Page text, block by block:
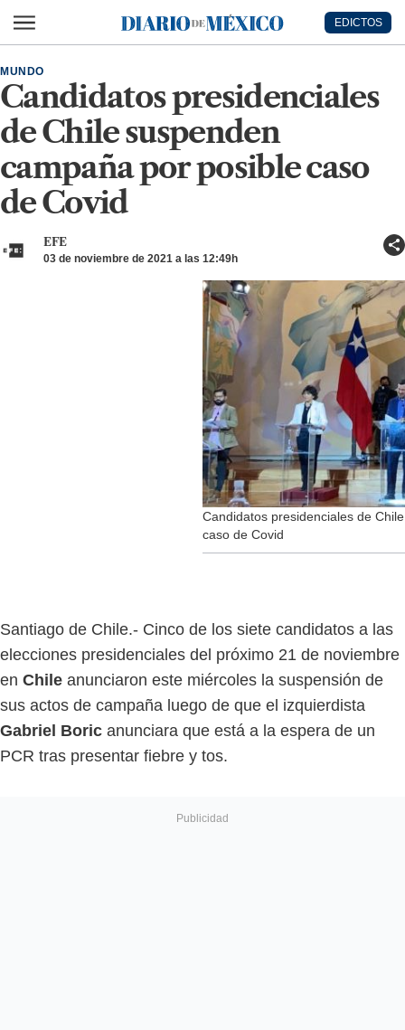
Diario de México
EDICTOS
Candidatos presidenciales
de Chile suspenden
campaña por posible caso
de Covid
MUNDO
EFE
03 de noviembre de 2021 a las 12:49h
Candidatos presidenciales de
caso de Covid
Santiago de Chile.- Cinco de los siete candidatos a las
elecciones presidenciales del próximo 21 de noviembre
en Chile anunciaron este miércoles la suspensión de
sus actos de campaña luego de que el izquierdista
Gabriel Boric anunciara que está a la espera de un
PCR tras presentar fiebre y tos.